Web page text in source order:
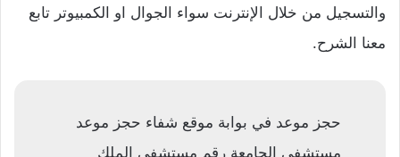
والتسجيل من خلال الإنترنت سواء الجوال او الكمبيوتر تابع
معنا الشرح.
حجز موعد في بوابة موقع شفاء حجز موعد
مستشفى الجامعة رقم مستشفى الملك